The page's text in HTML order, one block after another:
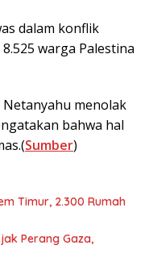
dalam konflik
warga Palestina
menolak
bahwa hal
Sumber)
Timur, 2.300 Rumah
Perang Gaza,